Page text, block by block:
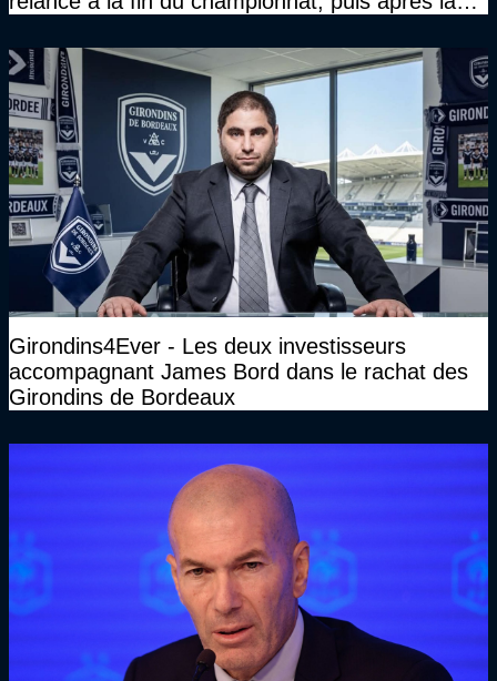
Girondins4Ever - Les deux investisseurs
accompagnant James Bord dans le rachat des
Girondins de Bordeaux